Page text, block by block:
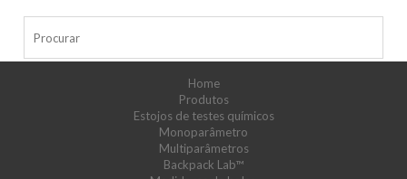
Home
Produtos
Estojos de testes químicos
Monoparâmetro
Multiparâmetros
Backpack Lab™